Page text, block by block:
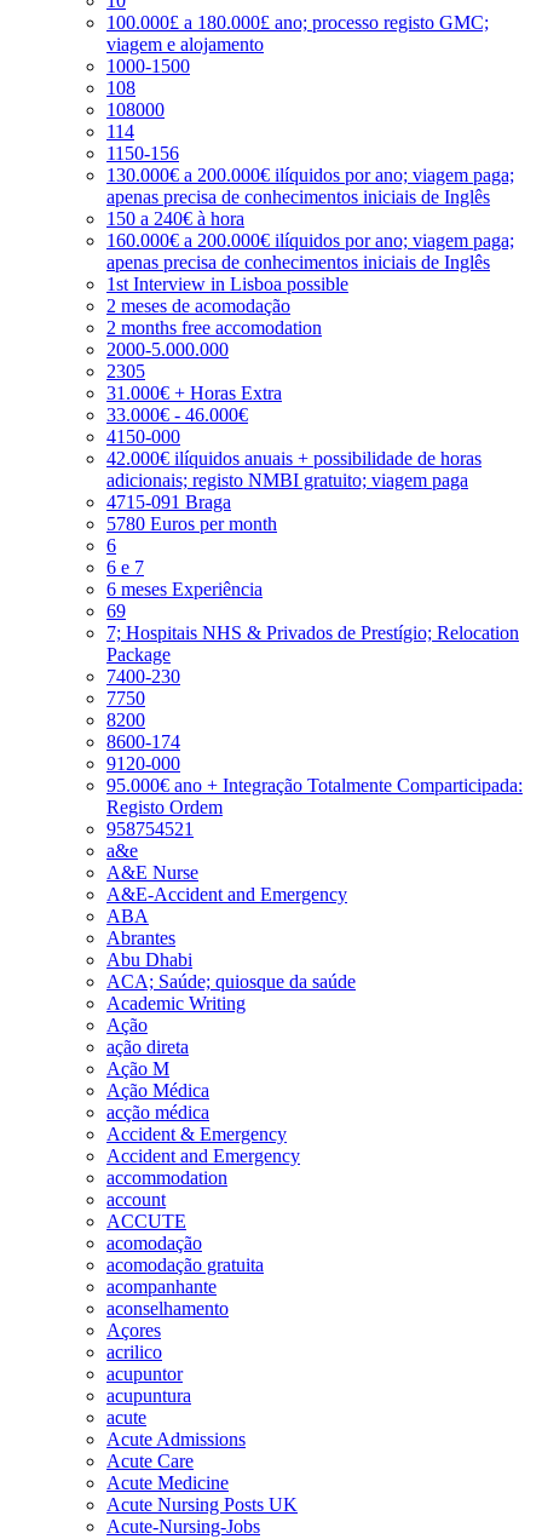
100.000£ a 180.000£ ano; processo registo GMC;
viagem e alojamento
1000-1500
108
108000
114
1150-156
130.000€ a 200.000€ ilíquidos por ano; viagem paga;
apenas precisa de conhecimentos iniciais de Inglês
150 a 240€ à hora
160.000€ a 200.000€ ilíquidos por ano; viagem paga;
apenas precisa de conhecimentos iniciais de Inglês
1st Interview in Lisboa possible
2 meses de acomodação
2 months free accomodation
2000-5.000.000
2305
31.000€ + Horas Extra
33.000€ - 46.000€
4150-000
42.000€ ilíquidos anuais + possibilidade de horas
adicionais; registo NMBI gratuito; viagem paga
4715-091 Braga
5780 Euros per month
6
6 e 7
6 meses Experiência
69
7; Hospitais NHS & Privados de Prestígio; Relocation
Package
7400-230
7750
8200
8600-174
9120-000
95.000€ ano + Integração Totalmente Comparticipada:
Registo Ordem
958754521
a&e
A&E Nurse
A&E-Accident and Emergency
ABA
Abrantes
Abu Dhabi
ACA; Saúde; quiosque da saúde
Academic Writing
Ação
ação direta
Ação M
Ação Médica
acção médica
Accident & Emergency
Accident and Emergency
accommodation
account
ACCUTE
acomodação
acomodação gratuita
acompanhante
aconselhamento
Açores
acrilico
acupuntor
acupuntura
acute
Acute Admissions
Acute Care
Acute Medicine
Acute Nursing Posts UK
Acute-Nursing-Jobs